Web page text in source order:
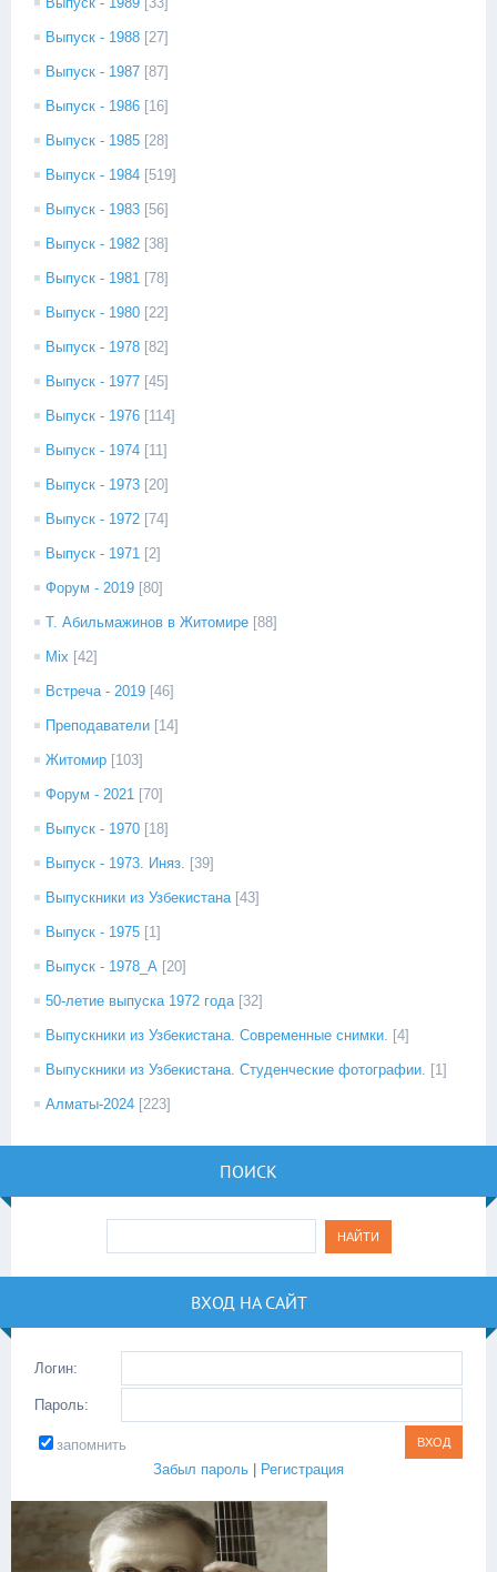
Выпуск - 1988 [27]
Выпуск - 1987 [87]
Выпуск - 1986 [16]
Выпуск - 1985 [28]
Выпуск - 1984 [519]
Выпуск - 1983 [56]
Выпуск - 1982 [38]
Выпуск - 1981 [78]
Выпуск - 1980 [22]
Выпуск - 1978 [82]
Выпуск - 1977 [45]
Выпуск - 1976 [114]
Выпуск - 1974 [11]
Выпуск - 1973 [20]
Выпуск - 1972 [74]
Выпуск - 1971 [2]
Форум - 2019 [80]
Т. Абильмажинов в Житомире [88]
Mix [42]
Встреча - 2019 [46]
Преподаватели [14]
Житомир [103]
Форум - 2021 [70]
Выпуск - 1970 [18]
Выпуск - 1973. Иняз. [39]
Выпускники из Узбекистана [43]
Выпуск - 1975 [1]
Выпуск - 1978_А [20]
50-летие выпуска 1972 года [32]
Выпускники из Узбекистана. Современные снимки. [4]
Выпускники из Узбекистана. Студенческие фотографии. [1]
Алматы-2024 [223]
ПОИСК
ВХОД НА САЙТ
Логин:
Пароль:
запомнить
Забыл пароль
Регистрация